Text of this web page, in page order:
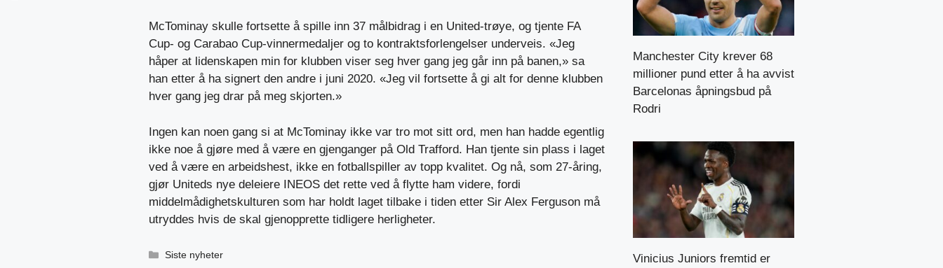
McTominay skulle fortsette å spille inn 37 målbidrag i en United-trøye, og tjente FA
Cup- og Carabao Cup-vinnermedaljer og to kontraktsforlengelser underveis. «Jeg
håper at lidenskapen min for klubben viser seg hver gang jeg går inn på banen,» sa
han etter å ha signert den andre i juni 2020. «Jeg vil fortsette å gi alt for denne klubben
hver gang jeg drar på meg skjorten.»
Ingen kan noen gang si at McTominay ikke var tro mot sitt ord, men han hadde egentlig
ikke noe å gjøre med å være en gjenganger på Old Trafford. Han tjente sin plass i laget
ved å være en arbeidshest, ikke en fotballspiller av topp kvalitet. Og nå, som 27-åring,
gjør Uniteds nye deleiere INEOS det rette ved å flytte ham videre, fordi
middelmådighetskulturen som har holdt laget tilbake i tiden etter Sir Alex Ferguson må
utryddes hvis de skal gjenopprette tidligere herligheter.
Kategorier
Siste nyheter
Manchester City krever 68
millioner pund etter å ha avvist
Barcelonas åpningsbud på
Rodri
Vinicius Juniors fremtid er